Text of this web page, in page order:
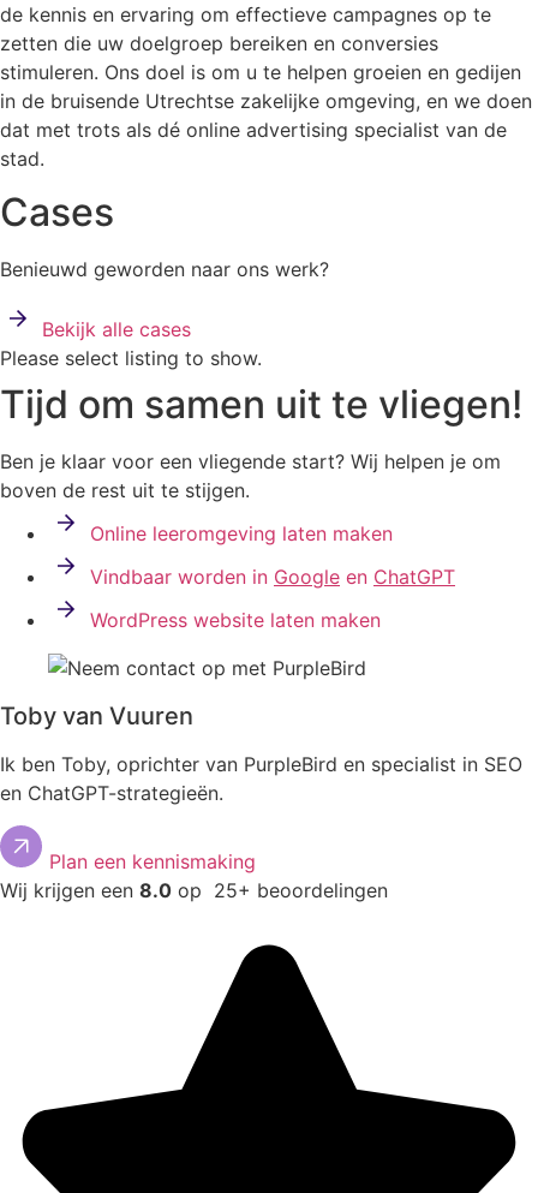
de kennis en ervaring om effectieve campagnes op te
zetten die uw doelgroep bereiken en conversies
stimuleren. Ons doel is om u te helpen groeien en gedijen
in de bruisende Utrechtse zakelijke omgeving, en we doen
dat met trots als dé online advertising specialist van de
stad.
Cases
Benieuwd geworden naar ons werk?
Bekijk alle cases
Please select listing to show.
Tijd om samen uit te vliegen!
Ben je klaar voor een vliegende start? Wij helpen je om
boven de rest uit te stijgen.
Online leeromgeving laten maken
Vindbaar worden in Google en ChatGPT
WordPress website laten maken
Toby van Vuuren
Ik ben Toby, oprichter van PurpleBird en specialist in SEO
en ChatGPT-strategieën.
Plan een kennismaking
Wij krijgen een 8.0 op 25+ beoordelingen